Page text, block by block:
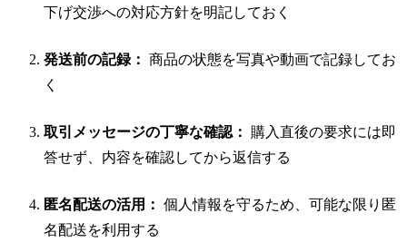
下げ交渉への対応方針を明記しておく
発送前の記録： 商品の状態を写真や動画で記録してお
く
取引メッセージの丁寧な確認：
購入直後の要求には即
答せず、内容を確認してから返信する
匿名配送の活用： 個人情報を守るため、可能な限り匿
名配送を利用する